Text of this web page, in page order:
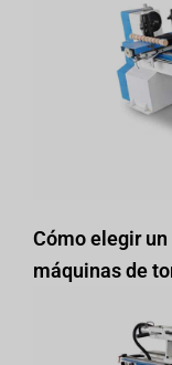
Cómo elegir
máquinas de